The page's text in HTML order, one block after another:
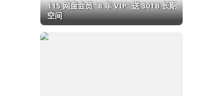
115 网盘会员 “8 年 VIP” 送 30TB 长期
空间